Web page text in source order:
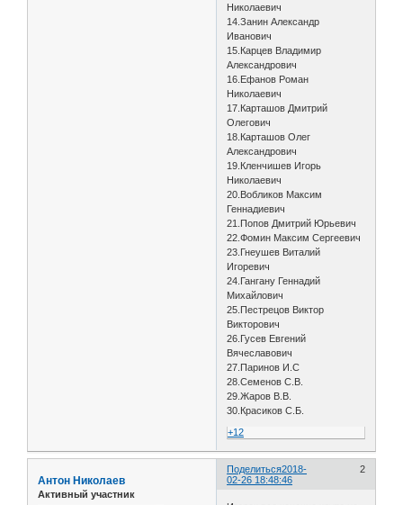
Николаевич
14.Занин Александр
Иванович
15.Карцев Владимир
Александрович
16.Ефанов Роман
Николаевич
17.Карташов Дмитрий
Олегович
18.Карташов Олег
Александрович
19.Кленчишев Игорь
Николаевич
20.Вобликов Максим
Геннадиевич
21.Попов Дмитрий Юрьевич
22.Фомин Максим Сергеевич
23.Гнеушев Виталий
Игоревич
24.Гангану Геннадий
Михайлович
25.Пестрецов Виктор
Викторович
26.Гусев Евгений
Вячеславович
27.Паринов И.С
28.Семенов С.В.
29.Жаров В.В.
30.Красиков С.Б.
+12
Поделиться 2
2018-
02-26 18:48:46
Антон Николаев
Активный участник